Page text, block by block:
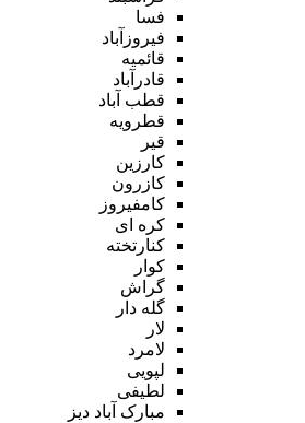
فسا
فیروزآباد
قائمیه
قادرآباد
قطب آباد
قطرویه
قیر
کارزین
کازرون
کامفیروز
کره ای
کنارتخته
کوار
گراش
گله دار
لار
لامرد
لپویی
لطیفی
مبارک آباد دیز